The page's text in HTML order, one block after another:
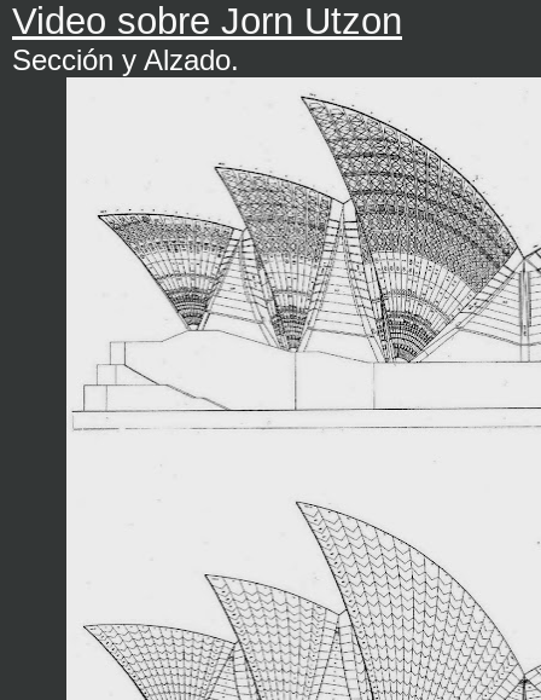
Video sobre Jorn Utzon
Sección y Alzado.